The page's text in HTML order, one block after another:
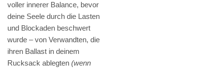
voller innerer Balance, bevor
deine Seele durch die Lasten
und Blockaden beschwert
wurde – von Verwandten, die
ihren Ballast in deinem
Rucksack ablegten (wenn